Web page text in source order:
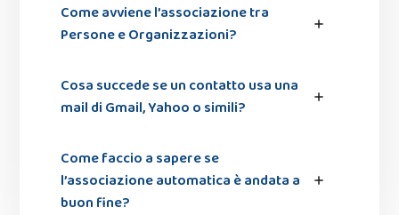
Come avviene l’associazione tra
Persone e Organizzazioni?
Cosa succede se un contatto usa una
mail di Gmail, Yahoo o simili?
Come faccio a sapere se
l’associazione automatica è andata a
buon fine?